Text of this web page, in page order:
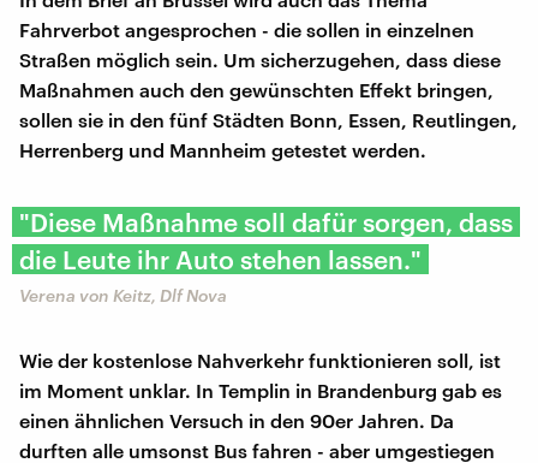
Fahrverbot angesprochen - die sollen in einzelnen
Straßen möglich sein. Um sicherzugehen, dass diese
Maßnahmen auch den gewünschten Effekt bringen,
sollen sie in den fünf Städten Bonn, Essen, Reutlingen,
Herrenberg und Mannheim getestet werden.
"Diese Maßnahme soll dafür sorgen, dass
die Leute ihr Auto stehen lassen."
Verena von Keitz, Dlf Nova
Wie der kostenlose Nahverkehr funktionieren soll, ist
im Moment unklar. In Templin in Brandenburg gab es
einen ähnlichen Versuch in den 90er Jahren. Da
durften alle umsonst Bus fahren - aber umgestiegen